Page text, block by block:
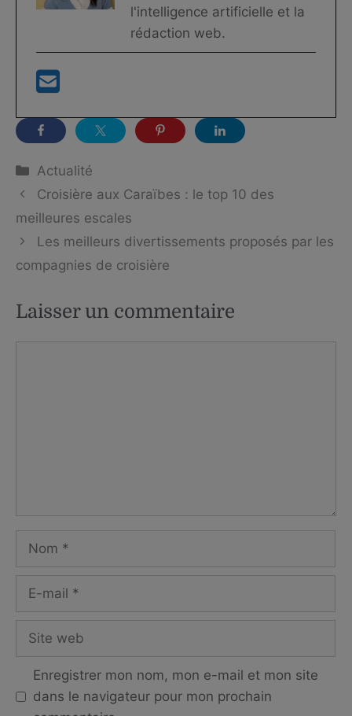
l'intelligence artificielle et la
rédaction web.
Catégories
Actualité
Croisière aux Caraïbes : le top 10 des
meilleures escales
Les meilleurs divertissements proposés par les
compagnies de croisière
Laisser un commentaire
Nom
Site
Enregistrer mon nom, mon e-mail et mon site
dans le navigateur pour mon prochain